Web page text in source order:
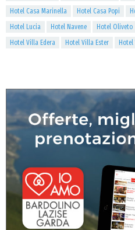
Hotel Casa Marinella
Hotel Casa Popi
Hotel Lucia
Hotel Navene Hotel Oliveto
Hotel Villa Edera
Hotel Villa Ester